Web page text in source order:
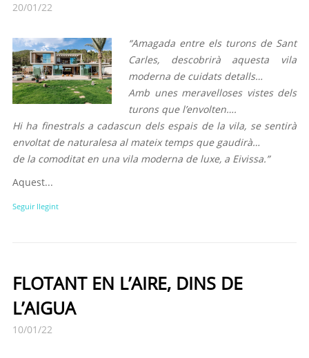
20/01/22
“Amagada entre els turons de Sant
Carles, descobrirà aquesta vila
moderna de cuidats detalls…
Amb unes meravelloses vistes dels
turons que l’envolten….
Hi ha finestrals a cadascun dels espais de la vila, se sentirà
envoltat de naturalesa al mateix temps que gaudirà…
de la comoditat en una vila moderna de luxe, a Eivissa.”
Aquest...
Seguir llegint
FLOTANT EN L’AIRE, DINS DE
L’AIGUA
10/01/22